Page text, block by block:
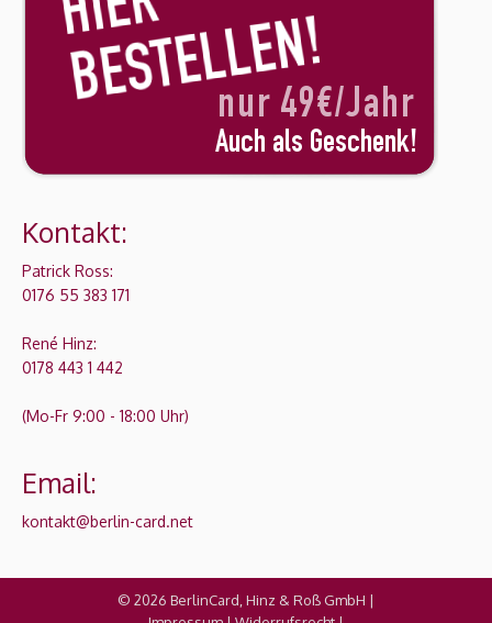
Kontakt:
Patrick Ross:
0176 55 383 171
René Hinz:
0178 443 1 442
(Mo-Fr 9:00 - 18:00 Uhr)
Email:
kontakt@berlin-card.net
© 2026 BerlinCard, Hinz & Roß GmbH |